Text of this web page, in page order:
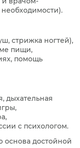
стрижка ногтей),
пищи,
помощь
дыхательная
с психологом.
основа достойной